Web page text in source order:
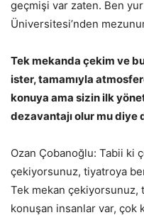
geçmişi var zaten. Ben
Üniversitesi’nden
Tek mekanda çekim ve
ister, tamamıyla
konuya ama sizin ilk
dezavantajı olur mu diye
Ozan Çobanoğlu: Tabii ki
çekiyorsunuz, tiyatroya
Tek mekan
konuşan insanlar var, çok